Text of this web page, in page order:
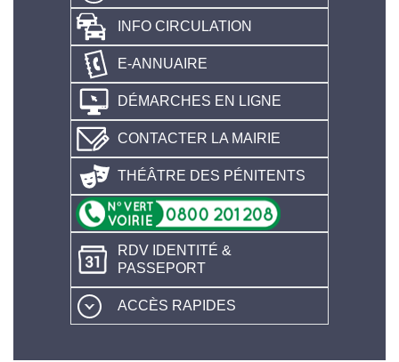
INFO CIRCULATION
E-ANNUAIRE
DÉMARCHES EN LIGNE
CONTACTER LA MAIRIE
THÉÂTRE DES PÉNITENTS
RDV IDENTITÉ &
PASSEPORT
ACCÈS RAPIDES